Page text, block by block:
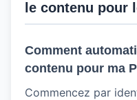
le contenu pour
Comment
contenu pour ma
Commencez par